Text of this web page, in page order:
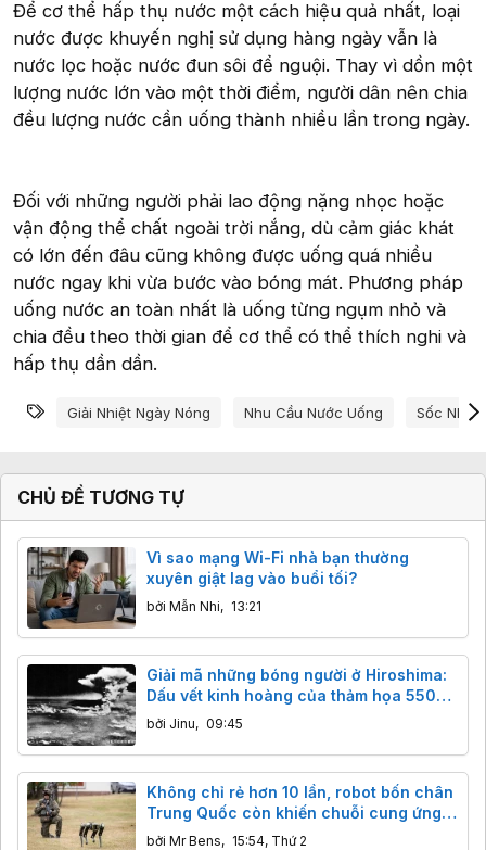
Để cơ thể hấp thụ nước một cách hiệu quả nhất, loại
nước được khuyến nghị sử dụng hàng ngày vẫn là
nước lọc hoặc nước đun sôi để nguội. Thay vì dồn một
lượng nước lớn vào một thời điểm, người dân nên chia
đều lượng nước cần uống thành nhiều lần trong ngày.
Đối với những người phải lao động nặng nhọc hoặc
vận động thể chất ngoài trời nắng, dù cảm giác khát
có lớn đến đâu cũng không được uống quá nhiều
nước ngay khi vừa bước vào bóng mát. Phương pháp
uống nước an toàn nhất là uống từng ngụm nhỏ và
chia đều theo thời gian để cơ thể có thể thích nghi và
hấp thụ dần dần.
Từ khóa
Giải Nhiệt Ngày Nóng Nhu Cầu Nước Uống Sốc Nhiệt
CHỦ ĐỀ TƯƠNG TỰ
Vì sao mạng Wi-Fi nhà bạn thường
xuyên giật lag vào buổi tối?
bởi Mẫn Nhi, 13:21
Giải mã những bóng người ở Hiroshima:
Dấu vết kinh hoàng của thảm họa 5500
độ C
bởi Jinu, 09:45
Không chỉ rẻ hơn 10 lần, robot bốn chân
Trung Quốc còn khiến chuỗi cung ứng
phương Tây rơi vào thế khó như thế nào?
bởi Mr Bens, 15:54, Thứ 2